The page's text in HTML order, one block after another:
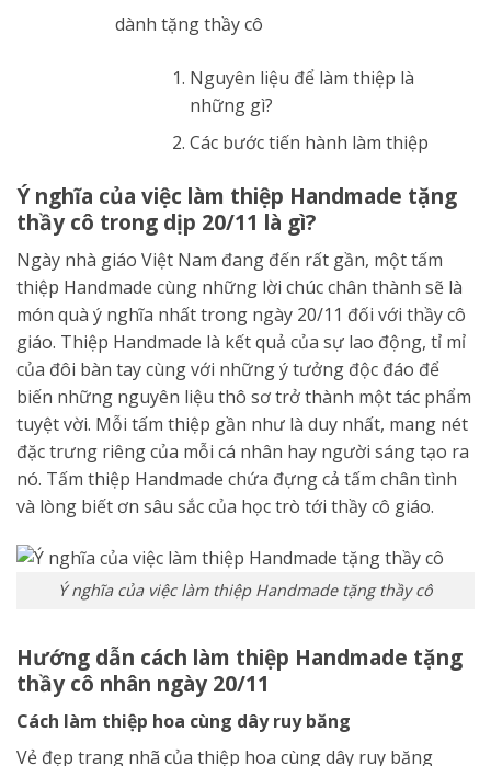
dành tặng thầy cô
Nguyên liệu để làm thiệp là
những gì?
Các bước tiến hành làm thiệp
Ý nghĩa của việc làm thiệp Handmade tặng
thầy cô trong dịp 20/11 là gì?
Ngày nhà giáo Việt Nam đang đến rất gần, một tấm
thiệp Handmade cùng những lời chúc chân thành sẽ là
món quà ý nghĩa nhất trong ngày 20/11 đối với thầy cô
giáo. Thiệp Handmade là kết quả của sự lao động, tỉ mỉ
của đôi bàn tay cùng với những ý tưởng độc đáo để
biến những nguyên liệu thô sơ trở thành một tác phẩm
tuyệt vời. Mỗi tấm thiệp gần như là duy nhất, mang nét
đặc trưng riêng của mỗi cá nhân hay người sáng tạo ra
nó. Tấm thiệp Handmade chứa đựng cả tấm chân tình
và lòng biết ơn sâu sắc của học trò tới thầy cô giáo.
Ý nghĩa của việc làm thiệp Handmade tặng thầy cô
Hướng dẫn cách làm thiệp Handmade tặng
thầy cô nhân ngày 20/11
Cách làm thiệp hoa cùng dây ruy băng
Vẻ đẹp trang nhã của thiệp hoa cùng dây ruy băng